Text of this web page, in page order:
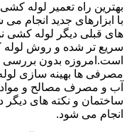
بهترین راه تعمیر لوله
با ابزارهای جدید انجام
های قبلی دیگر لوله کشی
سریع تر شده و روش لوله
است.امروزه بدون بررسی
مصرفی ها بهینه سازی
آب و مصرف مصالح و مواد
ساختمان و نکته های
انجام می شود.